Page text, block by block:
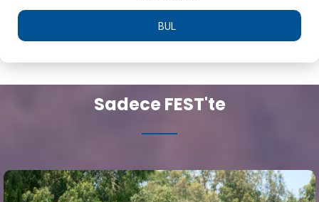
BUL
Sadece FEST'te